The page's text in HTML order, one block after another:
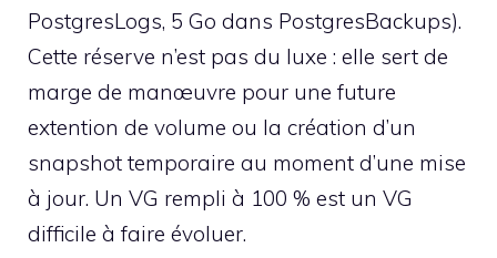
PostgresLogs, 5 Go dans PostgresBackups).
Cette réserve n’est pas du luxe : elle sert de
marge de manœuvre pour une future
extention de volume ou la création d’un
snapshot temporaire au moment d’une mise
à jour. Un VG rempli à 100 % est un VG
difficile à faire évoluer.